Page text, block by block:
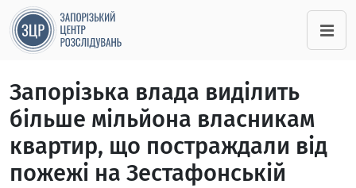
Запорізька влада виділить
більше мільйона власникам
квартир, що постраждали від
пожежі на Зестафонській